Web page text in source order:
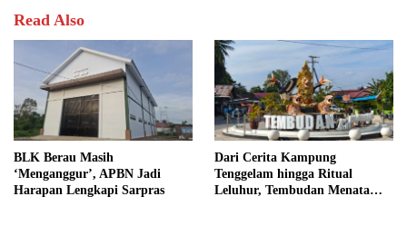
Read Also
BLK Berau Masih
‘Menganggur’, APBN Jadi
Harapan Lengkapi Sarpras
Dari Cerita Kampung
Tenggelam hingga Ritual
Leluhur, Tembudan Menata